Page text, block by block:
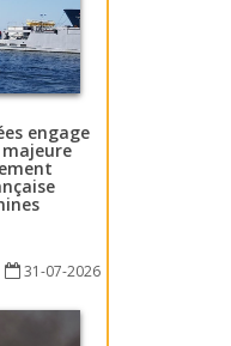
engage
31-07-2026